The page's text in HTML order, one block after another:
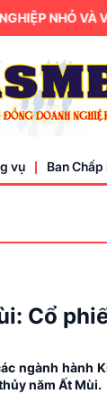
NHỎ VÀ VỪA
vụ Ban Chấp
Cổ
ngành
năm Ất Mùi.